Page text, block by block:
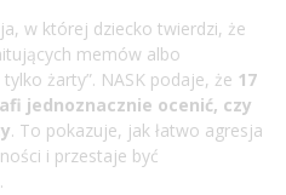
w której dziecko twierdzi, że
memów albo
żarty”. NASK podaje, że 17
jednoznacznie ocenić, czy
. To pokazuje, jak łatwo agresja
i przestaje być